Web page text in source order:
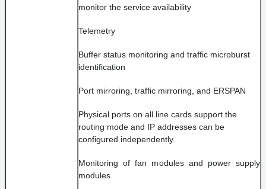
monitor the service availability
Telemetry
Buffer status monitoring and traffic microburst
identification
Port mirroring, traffic mirroring, and ERSPAN
Physical ports on all line cards support the
routing mode and IP addresses can be
configured independently.
Monitoring of fan modules and power supply
modules